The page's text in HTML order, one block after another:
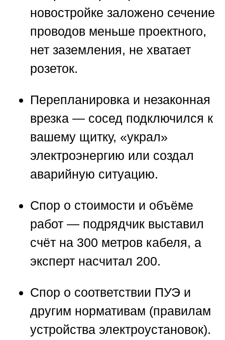
новостройке заложено сечение
проводов меньше проектного,
нет заземления, не хватает
розеток.
Перепланировка и незаконная
врезка — сосед подключился к
вашему щитку, «украл»
электроэнергию или создал
аварийную ситуацию.
Спор о стоимости и объёме
работ — подрядчик выставил
счёт на 300 метров кабеля, а
эксперт насчитал 200.
Спор о соответствии ПУЭ и
другим нормативам (правилам
устройства электроустановок).